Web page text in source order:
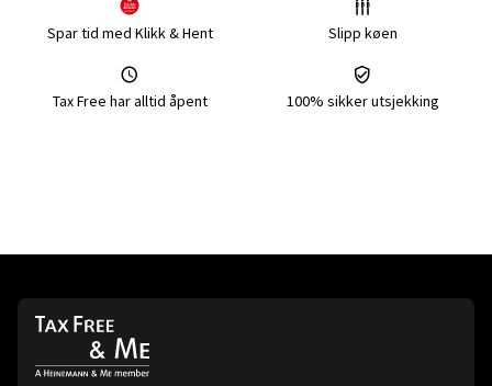
Spar tid med Klikk & Hent Slipp køen
Tax Free har alltid åpent 100% sikker utsjekking